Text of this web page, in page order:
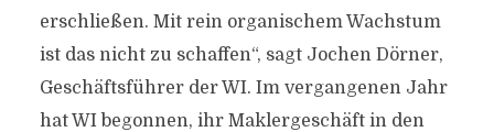
erschließen. Mit rein organischem Wachstum
ist das nicht zu schaffen“, sagt Jochen Dörner,
Geschäftsführer der WI. Im vergangenen Jahr
hat WI begonnen, ihr Maklergeschäft in den